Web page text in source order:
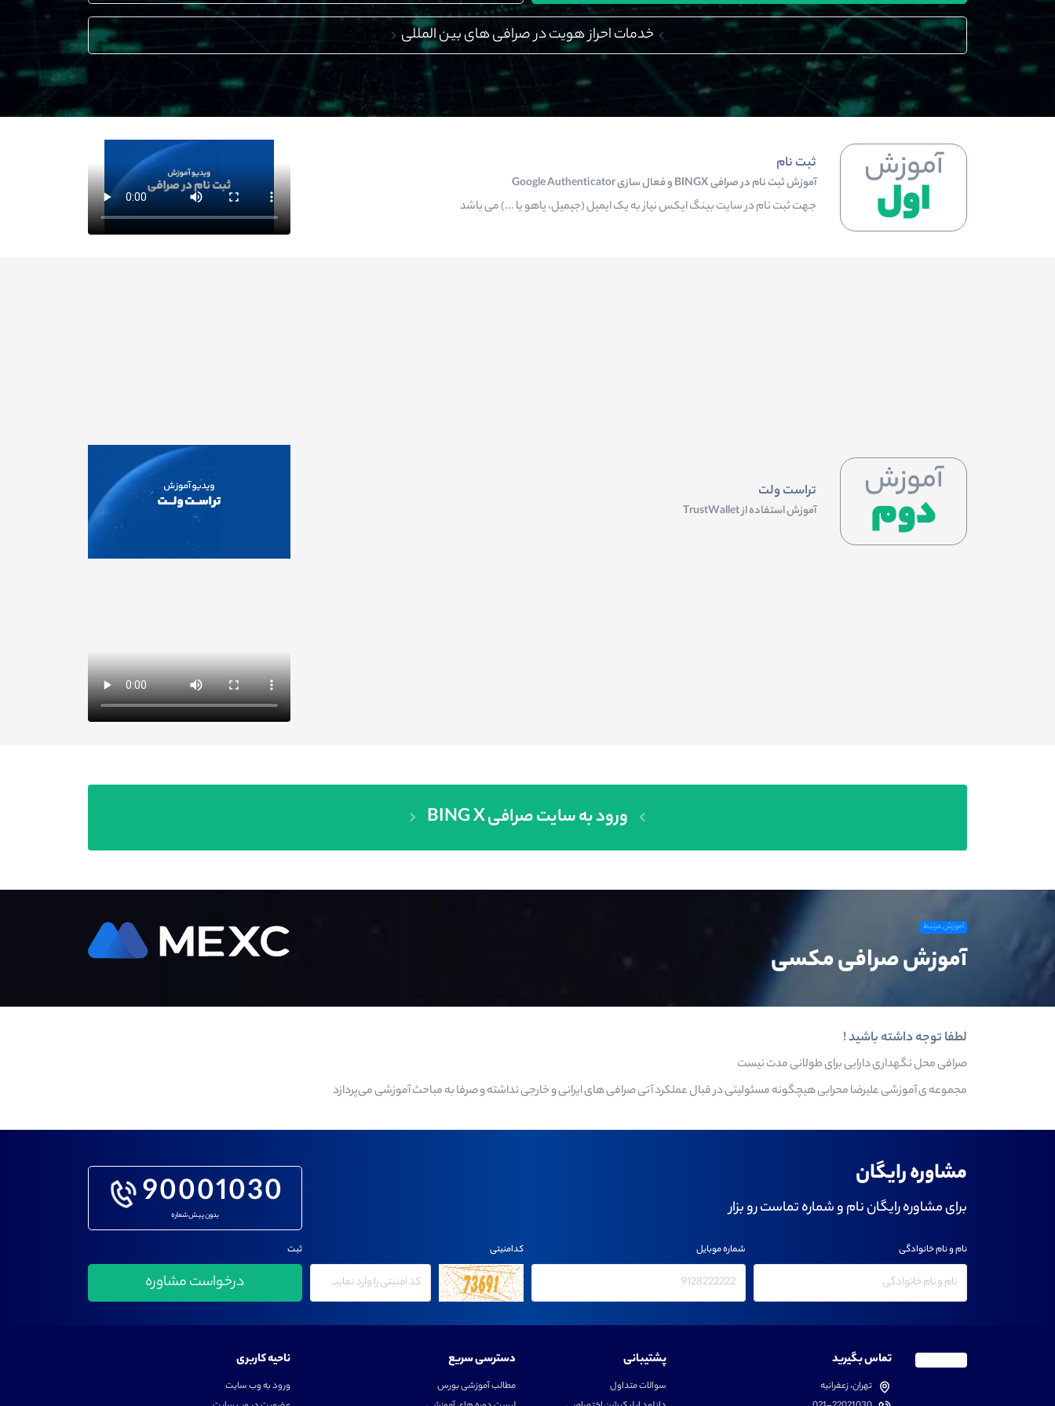
خدمات احراز هویت در صرافی های بین المللی
آموزش
اول
ثبت نام
آموزش ثبت نام در صرافی BINGX و فعال سازی Google Authenticator
جهت ثبت نام در سایت بینگ ایکس نیاز به یک ایمیل (جیمیل، یاهو یا ...) می باشد
آموزش
دوم تراست ولت
آموزش استفاده از TrustWallet
ورود به سایت صرافی BING X
آموزش مرتبط
آموزش صرافی مکسی
لطفا توجه داشته باشید !
صرافی محل نگهداری دارایی برای طولانی مدت نیست
مجموعه ی آموزشی علیرضا محرابی هیچگونه مسئولیتی در قبال عملکرد آتی صرافی های ایرانی و خارجی نداشته و صرفا به مباحث آموزشی می‌پردازد
مشاوره رایگان
برای مشاوره رایگان نام و شماره تماست رو بزار 90001030
بدون پیش شماره
نام و نام خانوادگی شماره موبایل کدامنیتی ثبت
تماس بگیرید
تهران، زعفرانیه
پشتیبانی
سوالات متداول
دسترسی سریع
مطالب آموزشی بورس
ناحیه کاربری
ورود به وب سایت